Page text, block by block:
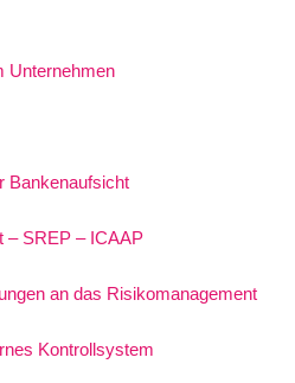
Unternehmen
Bankenaufsicht
– SREP – ICAAP
an das Risikomanagement
Kontrollsystem